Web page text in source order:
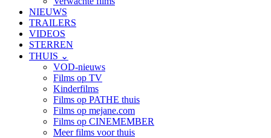
NIEUWS
TRAILERS
VIDEOS
STERREN
THUIS ⌄
VOD-nieuws
Films op TV
Kinderfilms
Films op PATHE thuis
Films op mejane.com
Films op CINEMEMBER
Meer films voor thuis